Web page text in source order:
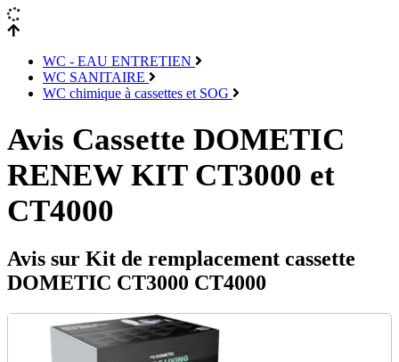
WC - EAU ENTRETIEN
WC SANITAIRE
WC chimique à cassettes et SOG
Avis Cassette DOMETIC
RENEW KIT CT3000 et
CT4000
Avis sur Kit de remplacement cassette
DOMETIC CT3000 CT4000